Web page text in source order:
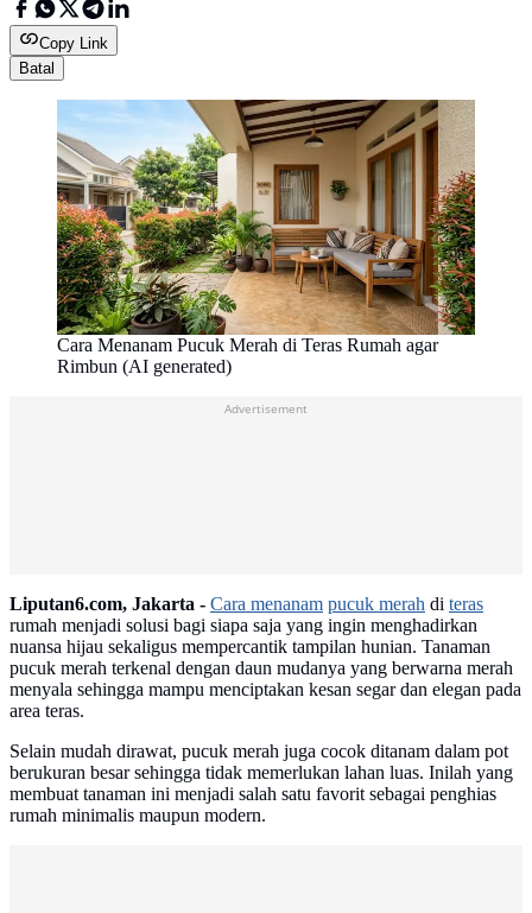
Copy Link
Batal
Cara Menanam Pucuk Merah di Teras Rumah agar
Rimbun (AI generated)
Liputan6.com, Jakarta - Cara menanam pucuk merah di teras
rumah menjadi solusi bagi siapa saja yang ingin menghadirkan
nuansa hijau sekaligus mempercantik tampilan hunian. Tanaman
pucuk merah terkenal dengan daun mudanya yang berwarna merah
menyala sehingga mampu menciptakan kesan segar dan elegan pada
area teras.
Selain mudah dirawat, pucuk merah juga cocok ditanam dalam pot
berukuran besar sehingga tidak memerlukan lahan luas. Inilah yang
membuat tanaman ini menjadi salah satu favorit sebagai penghias
rumah minimalis maupun modern.